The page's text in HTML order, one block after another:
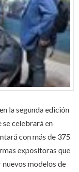
la segunda edición
celebrará en
con más de 375
expositoras que
modelos de